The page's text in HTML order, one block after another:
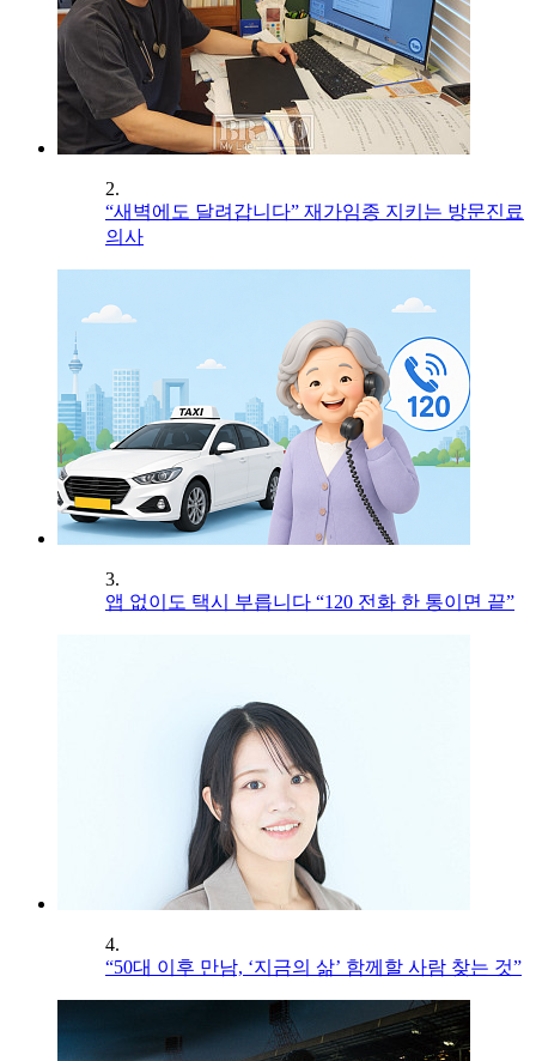
2.
“새벽에도 달려갑니다” 재가임종 지키는 방문진료
의사
3.
앱 없이도 택시 부릅니다 “120 전화 한 통이면 끝”
4.
“50대 이후 만남, ‘지금의 삶’ 함께할 사람 찾는 것”